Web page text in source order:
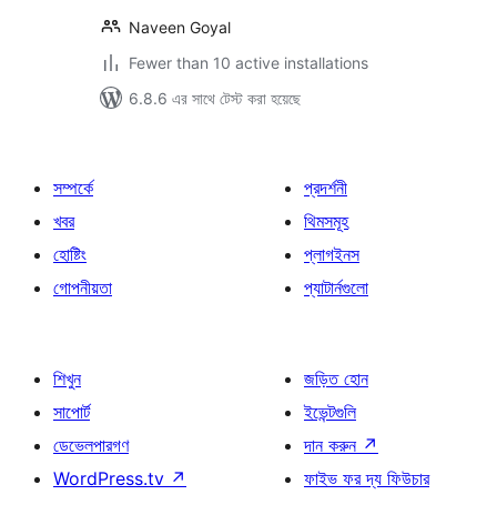
Naveen Goyal
Fewer than 10 active installations
6.8.6 এর সাথে টেস্ট করা হয়েছে
সম্পর্কে
খবর
হোষ্টিং
গোপনীয়তা
প্রদর্শনী
থিমসমূহ
প্লাগইনস
প্যাটার্নগুলো
শিখুন
সাপোর্ট
ডেভেলপারগণ
WordPress.tv ↗
জড়িত হোন
ইভেন্টগুলি
দান করুন ↗
ফাইভ ফর দ্য ফিউচার